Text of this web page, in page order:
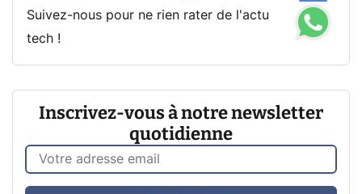
Suivez-nous pour ne rien rater de l'actu
tech !
Inscrivez-vous à notre newsletter
quotidienne